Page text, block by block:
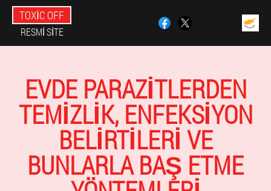
TOXIC OFF
RESMI SITE
EVDE PARAZITLERDEN
TEMIZLIK, ENFEKSIYON
BELIRTILERI VE
BUNLARLA BAŞ ETME